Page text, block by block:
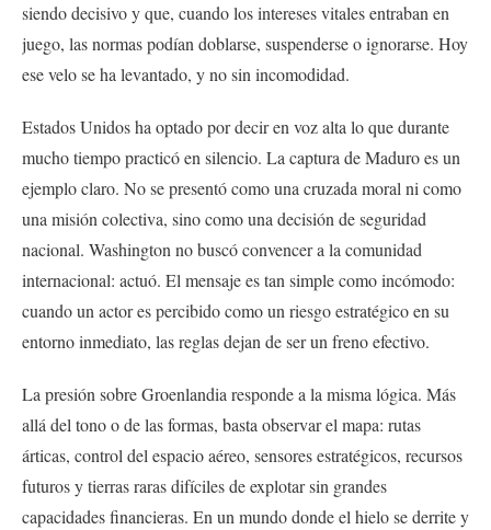
siendo decisivo y que, cuando los intereses vitales entraban en
juego, las normas podían doblarse, suspenderse o ignorarse. Hoy
ese velo se ha levantado, y no sin incomodidad.
Estados Unidos ha optado por decir en voz alta lo que durante
mucho tiempo practicó en silencio. La captura de Maduro es un
ejemplo claro. No se presentó como una cruzada moral ni como
una misión colectiva, sino como una decisión de seguridad
nacional. Washington no buscó convencer a la comunidad
internacional: actuó. El mensaje es tan simple como incómodo:
cuando un actor es percibido como un riesgo estratégico en su
entorno inmediato, las reglas dejan de ser un freno efectivo.
La presión sobre Groenlandia responde a la misma lógica. Más
allá del tono o de las formas, basta observar el mapa: rutas
árticas, control del espacio aéreo, sensores estratégicos, recursos
futuros y tierras raras difíciles de explotar sin grandes
capacidades financieras. En un mundo donde el hielo se derrite y